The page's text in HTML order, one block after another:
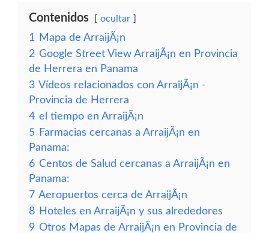
Contenidos ocultar
1
Mapa de ArraijÃ¡n
2 Google Street View ArraijÃ¡n en Provincia
de Herrera en Panama
3 Vídeos relacionados con ArraijÃ¡n -
Provincia de Herrera
4 el tiempo en ArraijÃ¡n
5 Farmacias cercanas a ArraijÃ¡n en
Panama:
6 Centos de Salud cercanas a ArraijÃ¡n en
Panama:
7 Aeropuertos cerca de ArraijÃ¡n
8 Hoteles en ArraijÃ¡n y sus alrededores
9 Otros Mapas de ArraijÃ¡n en Provincia de